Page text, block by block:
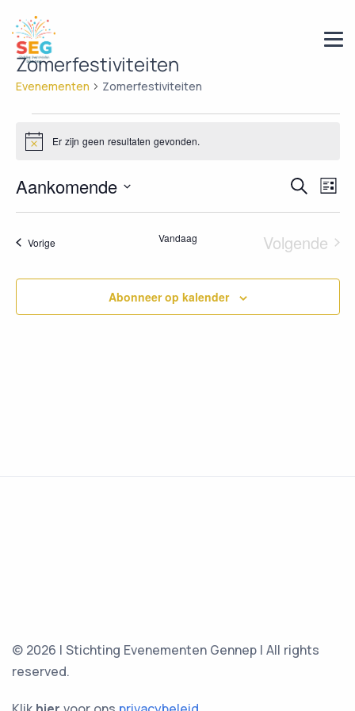
Zomerfestiviteiten
Evenementen Zomerfestiviteiten
BerichtEr zijn geen resultaten gevonden.
en
Zoeken
Lijst
Aankomende
Selecteer
datum.
VorigeEvenementen Vandaag
Volgende
Abonneer op kalender
© 2026 | Stichting Evenementen Gennep | All rights
reserved.